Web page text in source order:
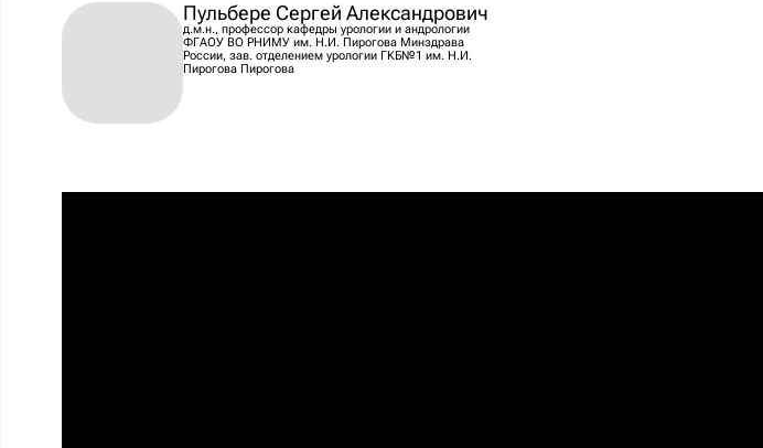
Пульбере Сергей Александрович
д.м.н., профессор кафедры урологии и андрологии
ФГАОУ ВО РНИМУ им. Н.И. Пирогова Минздрава
России, зав. отделением урологии ГКБ№1 им. Н.И.
Пирогова Пирогова